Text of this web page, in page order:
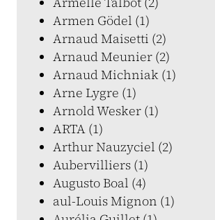
Armen Gödel (1)
Arnaud Maisetti (2)
Arnaud Meunier (2)
Arnaud Michniak (1)
Arne Lygre (1)
Arnold Wesker (1)
ARTA (1)
Arthur Nauzyciel (2)
Aubervilliers (1)
Augusto Boal (4)
aul-Louis Mignon (1)